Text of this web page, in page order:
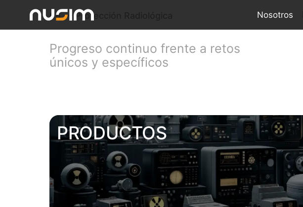
Nosotros
04 — Protección Radiológica
Progreso continuo frente a retos
únicos y específicos
PRODUCTOS